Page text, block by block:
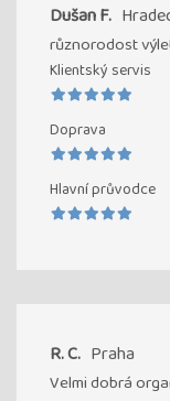
Dušan F.
různorodost
Klientský servis
Doprava
Hlavní průvodce
R. C. Praha
Velmi dobrá